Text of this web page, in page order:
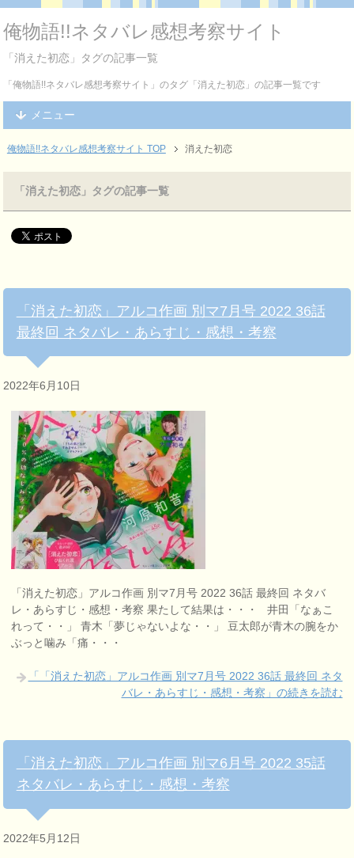
俺物語!!ネタバレ感想考察サイト
「消えた初恋」タグの記事一覧
「俺物語!!ネタバレ感想考察サイト」のタグ「消えた初恋」の記事一覧です
メニュー
俺物語!!ネタバレ感想考察サイト TOP 消えた初恋
「消えた初恋」タグの記事一覧
「消えた初恋」アルコ作画 別マ7月号 2022 36話
最終回 ネタバレ・あらすじ・感想・考察
2022年6月10日
「消えた初恋」アルコ作画 別マ7月号 2022 36話 最終回 ネタバ
レ・あらすじ・感想・考察 果たして結果は・・・ 井田「なぁこ
れって・・」 青木「夢じゃないよな・・」 豆太郎が青木の腕をか
ぶっと噛み「痛・・・
「「消えた初恋」アルコ作画 別マ7月号 2022 36話 最終回 ネタ
バレ・あらすじ・感想・考察」の続きを読む
「消えた初恋」アルコ作画 別マ6月号 2022 35話
ネタバレ・あらすじ・感想・考察
2022年5月12日